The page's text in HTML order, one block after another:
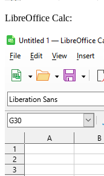
LibreOffice Calc: